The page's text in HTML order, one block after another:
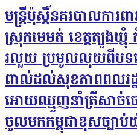
មន្ត្រីប៉ុស្តិ៍នគរបាលការព
ស្រុកមេមត់ ខេត្តត្បូងឃ្មុំ
រលួយ ប្រមូលលុយពីបទ
ពាល់ដល់សុខភាពពលរដ្
អោយឈ្មួញនាំត្រីសាច់
ចូលមកកម្ពុជាខុសច្បា